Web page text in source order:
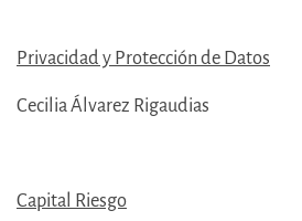
Privacidad y Protección de Datos
Cecilia Álvarez Rigaudias
Capital Riesgo